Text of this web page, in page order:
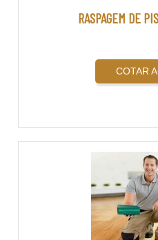
RASPAGEM DE
COTAR